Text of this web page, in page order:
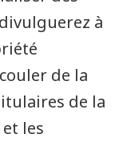
à
de la
de la
les